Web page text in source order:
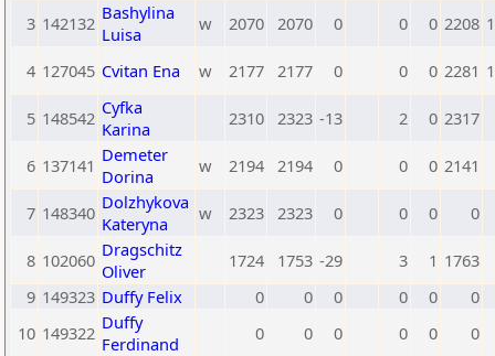
3 142132 Bashylina
Luisa
w 2070 2070 0 0 0 2208
4 127045 Cvitan Ena w 2177 2177 0 0 0 2281
5 148542 Cyfka
Karina
2310 2323 -13 2 0 2317
6 137141 Demeter
Dorina
w 2194 2194 0 0 0 2141
7 148340 Dolzhykova
Kateryna
w 2323 2323 0 0 0 0
8 102060 Dragschitz
Oliver
1724 1753 -29 3 1 1763
9 149323 Duffy Felix 0 0 0 0 0
0
10 149322 Duffy
Ferdinand
0 0 0 0 0 0